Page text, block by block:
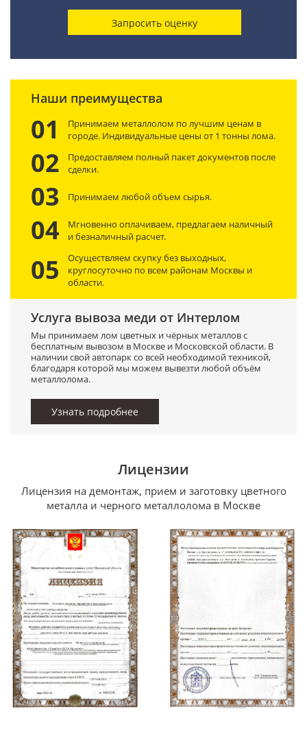
Наши преимущества
01
Принимаем металлолом по лучшим ценам в
городе. Индивидуальные цены от 1 тонны лома.
02
Предоставляем полный пакет документов после
сделки.
03 Принимаем любой объем сырья.
04
Мгновенно оплачиваем, предлагаем наличный
и безналичный расчет.
05
Осуществляем скупку без выходных,
круглосуточно по всем районам Москвы и
области.
Услуга вывоза меди от Интерлом
Мы принимаем лом цветных и чёрных металлов с
бесплатным вывозом в Москве и Московской области. В
наличии свой автопарк со всей необходимой техникой,
благодаря которой мы можем вывезти любой объём
металлолома.
Узнать подробнее
Лицензии
Лицензия на демонтаж, прием и заготовку цветного
металла и черного металлолома в Москве